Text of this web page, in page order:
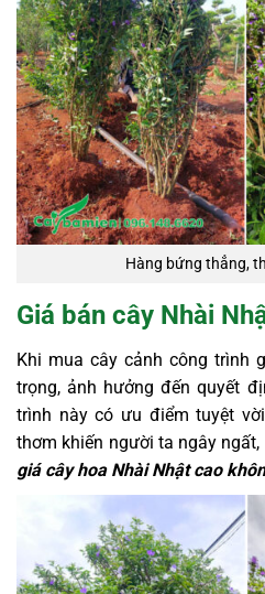
Hàng bứng thẳng,
Giá bán cây Nhài
Khi mua cây cảnh công trình
trọng, ảnh hưởng đến quyết
trình này có ưu điểm tuyệt
thơm khiến người ta ngây
giá cây hoa Nhài Nhật cao